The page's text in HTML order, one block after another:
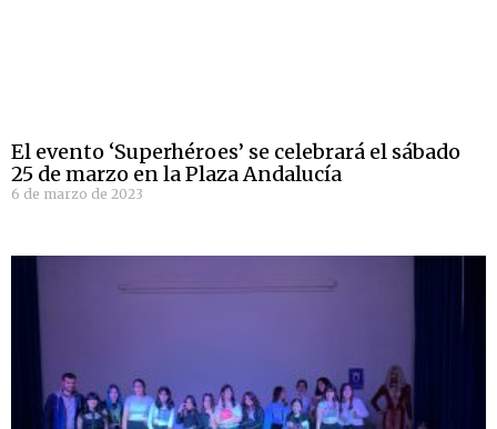
El evento ‘Superhéroes’ se celebrará el sábado
25 de marzo en la Plaza Andalucía
6 de marzo de 2023